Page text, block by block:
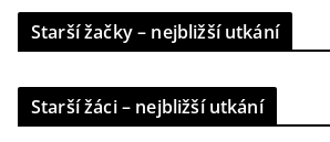
Starší žačky – nejbližší utkání
Starší žáci – nejbližší utkání